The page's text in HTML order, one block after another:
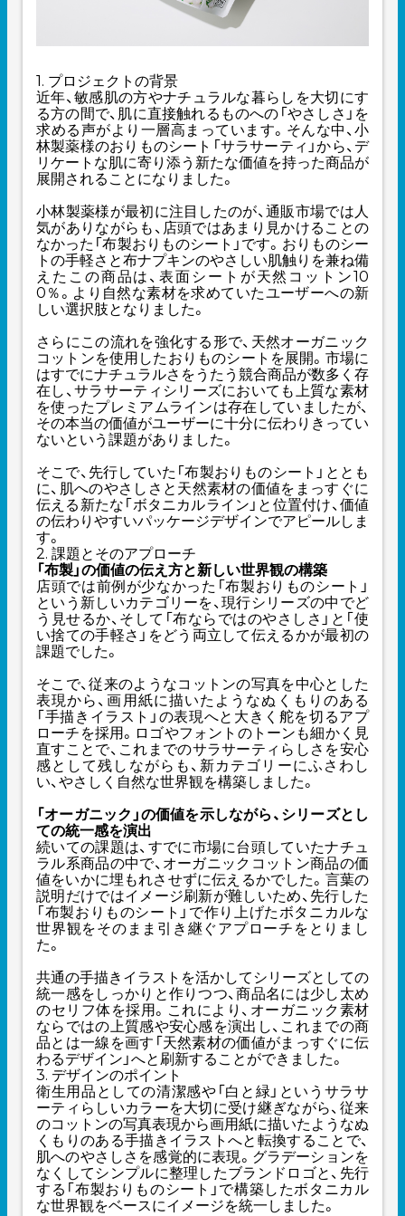
1. プロジェクトの背景
近年、敏感肌の方やナチュラルな暮らしを大切にす
る方の間で、肌に直接触れるものへの「やさしさ」を
求める声がより一層高まっています。そんな中、小
林製薬様のおりものシート「サラサーティ」から、デ
リケートな肌に寄り添う新たな価値を持った商品が
展開されることになりました。
小林製薬様が最初に注目したのが、通販市場では人
気がありながらも、店頭ではあまり見かけることの
なかった「布製おりものシート」です。おりものシー
トの手軽さと布ナプキンのやさしい肌触りを兼ね備
えたこの商品は、表面シートが天然コットン10
0％。より自然な素材を求めていたユーザーへの新
しい選択肢となりました。
さらにこの流れを強化する形で、天然オーガニック
コットンを使用したおりものシートを展開。市場に
はすでにナチュラルさをうたう競合商品が数多く存
在し、サラサーティシリーズにおいても上質な素材
を使ったプレミアムラインは存在していましたが、
その本当の価値がユーザーに十分に伝わりきってい
ないという課題がありました。
そこで、先行していた「布製おりものシート」ととも
に、肌へのやさしさと天然素材の価値をまっすぐに
伝える新たな「ボタニカルライン」と位置付け、価値
の伝わりやすいパッケージデザインでアピールしま
す。
2. 課題とそのアプローチ
「布製」の価値の伝え方と新しい世界観の構築
店頭では前例が少なかった「布製おりものシート」
という新しいカテゴリーを、現行シリーズの中でど
う見せるか、そして「布ならではのやさしさ」と「使
い捨ての手軽さ」をどう両立して伝えるかが最初の
課題でした。
そこで、従来のようなコットンの写真を中心とした
表現から、画用紙に描いたようなぬくもりのある
「手描きイラスト」の表現へと大きく舵を切るアプ
ローチを採用。ロゴやフォントのトーンも細かく見
直すことで、これまでのサラサーティらしさを安心
感として残しながらも、新カテゴリーにふさわし
い、やさしく自然な世界観を構築しました。
「オーガニック」の価値を示しながら、シリーズとし
ての統一感を演出
続いての課題は、すでに市場に台頭していたナチュ
ラル系商品の中で、オーガニックコットン商品の価
値をいかに埋もれさせずに伝えるかでした。言葉の
説明だけではイメージ刷新が難しいため、先行した
「布製おりものシート」で作り上げたボタニカルな
世界観をそのまま引き継ぐアプローチをとりまし
た。
共通の手描きイラストを活かしてシリーズとしての
統一感をしっかりと作りつつ、商品名には少し太め
のセリフ体を採用。これにより、オーガニック素材
ならではの上質感や安心感を演出し、これまでの商
品とは一線を画す「天然素材の価値がまっすぐに伝
わるデザイン」へと刷新することができました。
3. デザインのポイント
衛生用品としての清潔感や「白と緑」というサラサ
ーティらしいカラーを大切に受け継ぎながら、従来
のコットンの写真表現から画用紙に描いたようなぬ
くもりのある手描きイラストへと転換することで、
肌へのやさしさを感覚的に表現。グラデーションを
なくしてシンプルに整理したブランドロゴと、先行
する「布製おりものシート」で構築したボタニカル
な世界観をベースにイメージを統一しました。